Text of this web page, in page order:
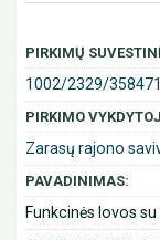
PIRKIMŲ
1002/2329/
PIRKIMO
Zarasų rajono
PAVADINIMAS:
Funkcinės lovos